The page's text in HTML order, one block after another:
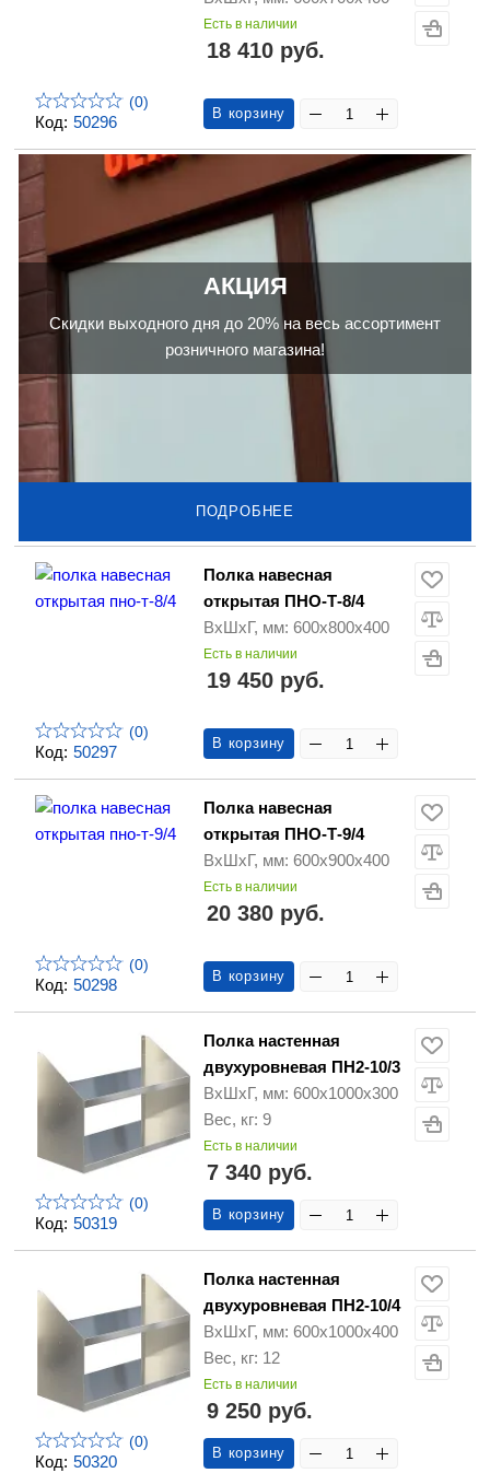
Код: 50296
(0)
Есть в наличии
18 410 руб.
В корзину
АКЦИЯ
Скидки выходного дня до 20% на весь ассортимент
розничного магазина!
ПОДРОБНЕЕ
Код: 50297
(0)
Полка навесная
открытая ПНО-Т-8/4
ВхШхГ, мм: 600х800х400
Есть в наличии
19 450 руб.
В корзину
Код: 50298
(0)
Полка навесная
открытая ПНО-Т-9/4
ВхШхГ, мм: 600х900х400
Есть в наличии
20 380 руб.
В корзину
Код: 50319
(0)
Полка настенная
двухуровневая ПН2-10/3
ВхШхГ, мм: 600х1000х300
Вес, кг: 9
Есть в наличии
7 340 руб.
В корзину
Код: 50320
(0)
Полка настенная
двухуровневая ПН2-10/4
ВхШхГ, мм: 600х1000х400
Вес, кг: 12
Есть в наличии
9 250 руб.
В корзину